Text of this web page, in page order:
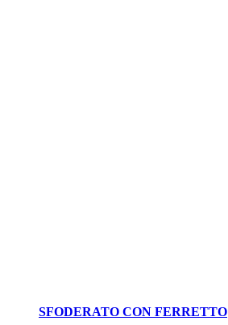
SFODERATO CON FERRETTO